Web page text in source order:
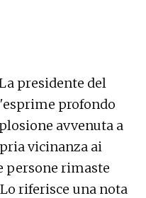
presidente del
profondo
avvenuta a
vicinanza ai
rimaste
riferisce una nota